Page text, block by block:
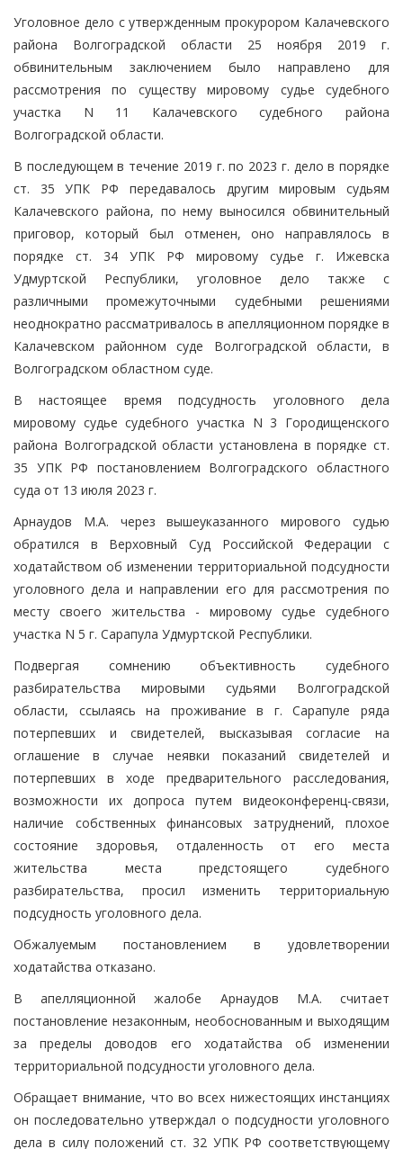
Уголовное дело с утвержденным прокурором Калачевского
района Волгоградской области 25 ноября 2019 г.
обвинительным заключением было направлено для
рассмотрения по существу мировому судье судебного
участка N 11 Калачевского судебного района
Волгоградской области.
В последующем в течение 2019 г. по 2023 г. дело в порядке
ст. 35 УПК РФ передавалось другим мировым судьям
Калачевского района, по нему выносился обвинительный
приговор, который был отменен, оно направлялось в
порядке ст. 34 УПК РФ мировому судье г. Ижевска
Удмуртской Республики, уголовное дело также с
различными промежуточными судебными решениями
неоднократно рассматривалось в апелляционном порядке в
Калачевском районном суде Волгоградской области, в
Волгоградском областном суде.
В настоящее время подсудность уголовного дела
мировому судье судебного участка N 3 Городищенского
района Волгоградской области установлена в порядке ст.
35 УПК РФ постановлением Волгоградского областного
суда от 13 июля 2023 г.
Арнаудов М.А. через вышеуказанного мирового судью
обратился в Верховный Суд Российской Федерации с
ходатайством об изменении территориальной подсудности
уголовного дела и направлении его для рассмотрения по
месту своего жительства - мировому судье судебного
участка N 5 г. Сарапула Удмуртской Республики.
Подвергая сомнению объективность судебного
разбирательства мировыми судьями Волгоградской
области, ссылаясь на проживание в г. Сарапуле ряда
потерпевших и свидетелей, высказывая согласие на
оглашение в случае неявки показаний свидетелей и
потерпевших в ходе предварительного расследования,
возможности их допроса путем видеоконференц-связи,
наличие собственных финансовых затруднений, плохое
состояние здоровья, отдаленность от его места
жительства места предстоящего судебного
разбирательства, просил изменить территориальную
подсудность уголовного дела.
Обжалуемым постановлением в удовлетворении
ходатайства отказано.
В апелляционной жалобе Арнаудов М.А. считает
постановление незаконным, необоснованным и выходящим
за пределы доводов его ходатайства об изменении
территориальной подсудности уголовного дела.
Обращает внимание, что во всех нижестоящих инстанциях
он последовательно утверждал о подсудности уголовного
дела в силу положений ст. 32 УПК РФ соответствующему